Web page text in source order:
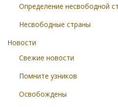
Определение несвободной
Несвободные страны
Новости
Свежие новости
Помните узников
Освобождены